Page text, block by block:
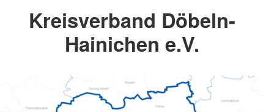
Kreisverband Döbeln-
Hainichen e.V.